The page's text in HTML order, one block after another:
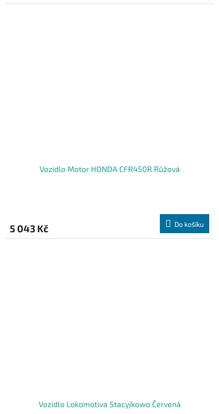
Vozidlo Motor HONDA CFR450R Růžová
5 043 Kč Do košíku
Vozidlo Lokomotiva Stacyjkowo Červená